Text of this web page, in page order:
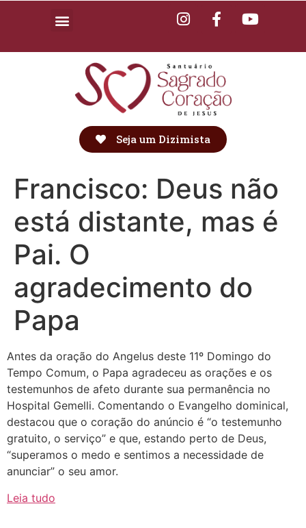
Seja um Dizimista
Francisco: Deus não
está distante, mas é
Pai. O
agradecimento do
Papa
Antes da oração do Angelus deste 11º Domingo do
Tempo Comum, o Papa agradeceu as orações e os
testemunhos de afeto durante sua permanência no
Hospital Gemelli. Comentando o Evangelho dominical,
destacou que o coração do anúncio é “o testemunho
gratuito, o serviço” e que, estando perto de Deus,
“superamos o medo e sentimos a necessidade de
anunciar” o seu amor.
Leia tudo